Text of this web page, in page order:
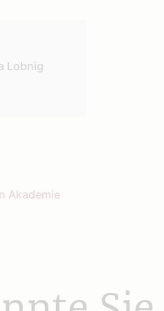
Lobnig
Akademie